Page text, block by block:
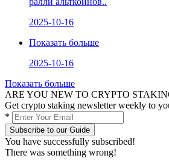
2025-10-16
Показать больше
2025-10-16
Показать больше
ARE YOU NEW TO CRYPTO
Get crypto staking newsletter weekly to
*
Subscribe to our Guide
You have successfully subscribed!
There was something wrong!